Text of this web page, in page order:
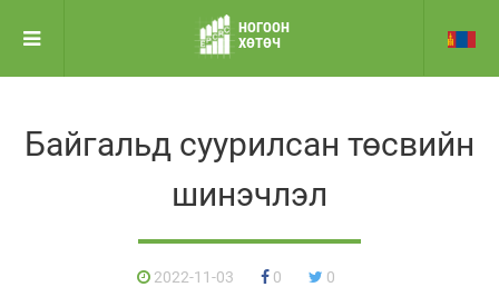
НОГООН
ХӨТӨЧ
Байгальд суурилсан төсвийн
шинэчлэл
2022-11-03 0 0